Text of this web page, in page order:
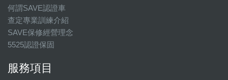
何謂SAVE認證車
查定專業訓練介紹
SAVE保修經營理念
5525認證保固
服務項目